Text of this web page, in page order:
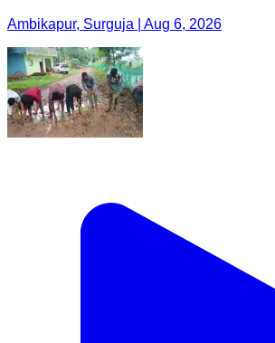
Ambikapur, Surguja | Aug 6, 2026